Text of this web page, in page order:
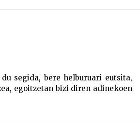
segida, bere helburuari eutsita,
egoitzetan bizi diren adinekoen